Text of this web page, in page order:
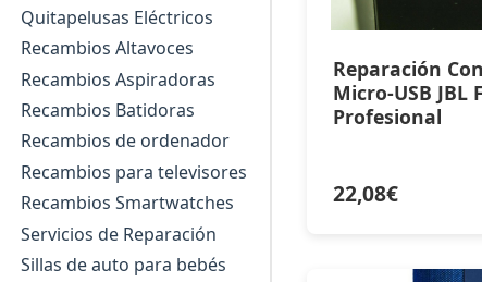
Quitapelusas Eléctricos
Recambios Altavoces
Recambios Aspiradoras
Recambios Batidoras
Recambios de ordenador
Recambios para televisores
Recambios Smartwatches
Servicios de Reparación
Sillas de auto para bebés
Reparación
Micro-USB JBL
Profesional
22,08€